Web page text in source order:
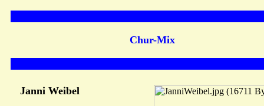
Chur-Mix
Janni Weibel